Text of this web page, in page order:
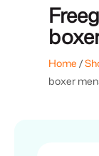
Home /
boxer